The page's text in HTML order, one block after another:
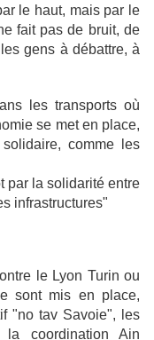
le haut, mais par le
fait pas de bruit, de
gens à débattre, à
les transports où
se met en place,
comme les
par la solidarité entre
infrastructures"
le Lyon Turin ou
sont mis en place,
"no tav Savoie", les
coordination Ain